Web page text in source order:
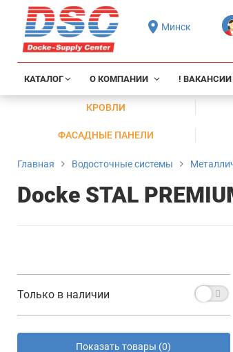
Минск
КАТАЛОГ О КОМПАНИИ ! ВАКАНСИИ
КРОВЛИ
ФАСАДНЫЕ ПАНЕЛИ
Главная Водосточные системы
Docke STAL
Только в наличии
Показать товары (0)